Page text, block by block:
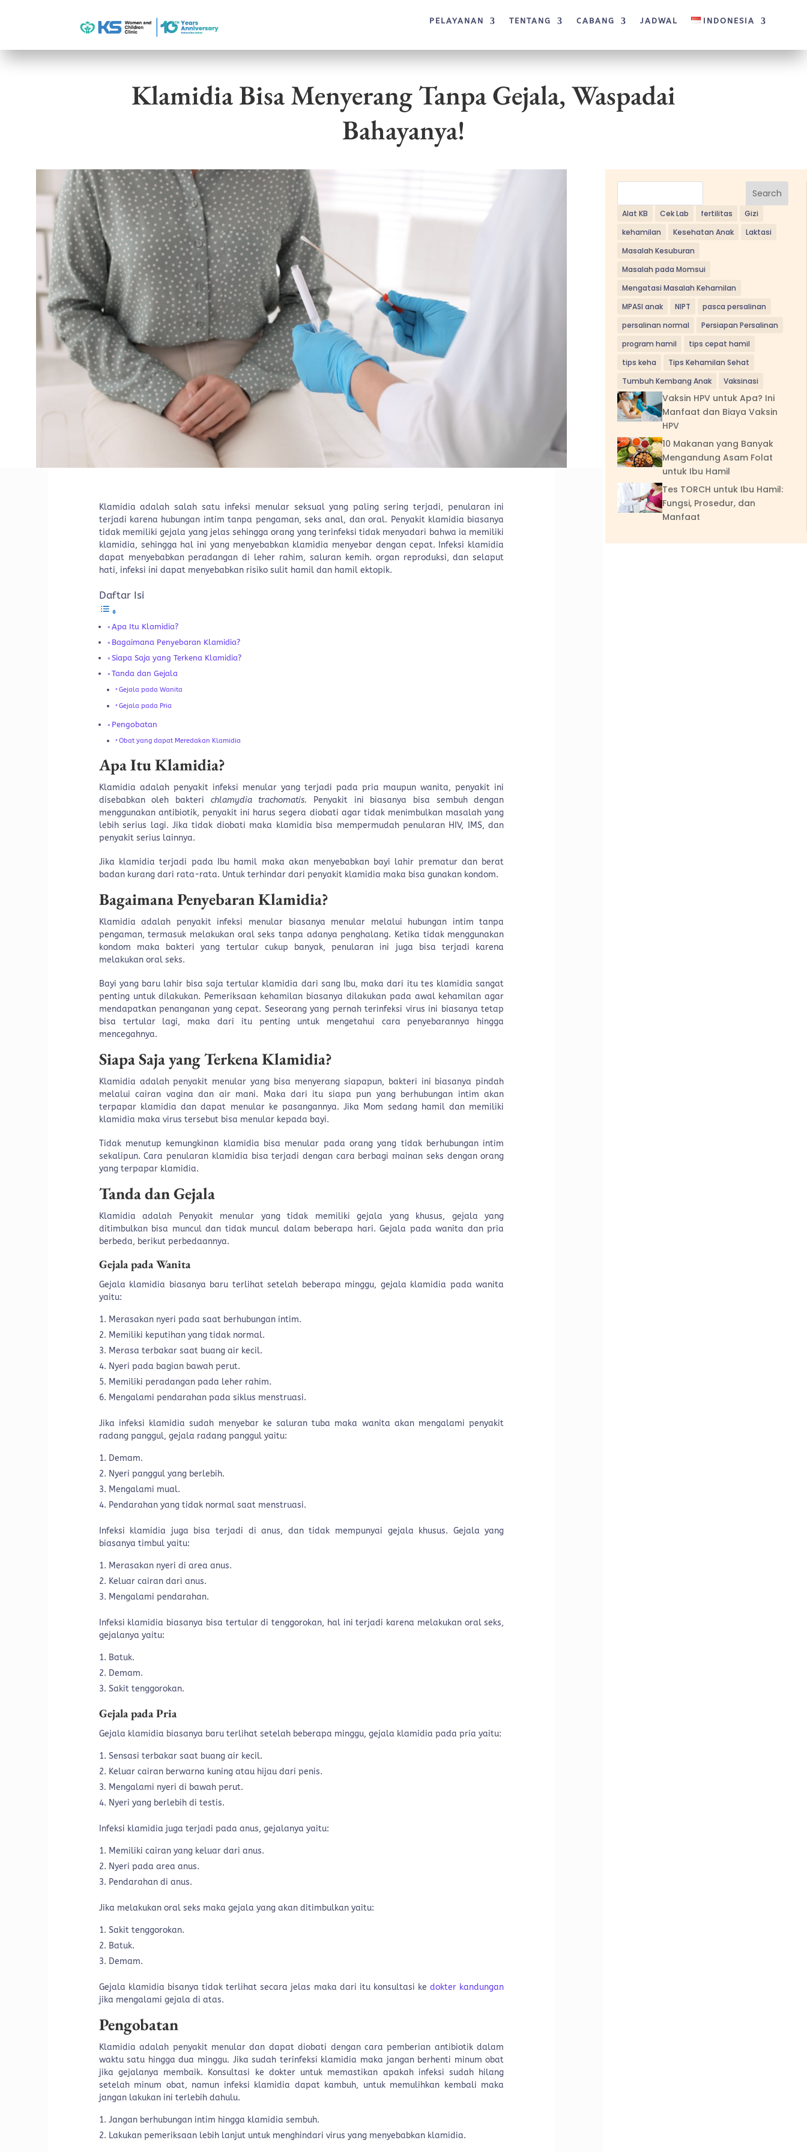
PELAYANAN TENTANG CABANG JADWAL INDONESIA
Klamidia Bisa Menyerang Tanpa Gejala, Waspadai
Bahayanya!
Klamidia adalah salah satu infeksi menular seksual yang paling sering terjadi, penularan ini
terjadi karena hubungan intim tanpa pengaman, seks anal, dan oral. Penyakit klamidia biasanya
tidak memiliki gejala yang jelas sehingga orang yang terinfeksi tidak menyadari bahwa ia memiliki
klamidia, sehingga hal ini yang menyebabkan klamidia menyebar dengan cepat. Infeksi klamidia
dapat menyebabkan peradangan di leher rahim, saluran kemih. organ reproduksi, dan selaput
hati, infeksi ini dapat menyebabkan risiko sulit hamil dan hamil ektopik.
Daftar Isi
Apa Itu Klamidia?
Bagaimana Penyebaran Klamidia?
Siapa Saja yang Terkena Klamidia?
Tanda dan Gejala
Gejala pada Wanita
Gejala pada Pria
Pengobatan
Obat yang dapat Meredakan Klamidia
Apa Itu Klamidia?
Klamidia adalah penyakit infeksi menular yang terjadi pada pria maupun wanita, penyakit ini
disebabkan oleh bakteri chlamydia trachomatis. Penyakit ini biasanya bisa sembuh dengan
menggunakan antibiotik, penyakit ini harus segera diobati agar tidak menimbulkan masalah yang
lebih serius lagi. Jika tidak diobati maka klamidia bisa mempermudah penularan HIV, IMS, dan
penyakit serius lainnya.
Jika klamidia terjadi pada Ibu hamil maka akan menyebabkan bayi lahir prematur dan berat
badan kurang dari rata-rata. Untuk terhindar dari penyakit klamidia maka bisa gunakan kondom.
Bagaimana Penyebaran Klamidia?
Klamidia adalah penyakit infeksi menular biasanya menular melalui hubungan intim tanpa
pengaman, termasuk melakukan oral seks tanpa adanya penghalang. Ketika tidak menggunakan
kondom maka bakteri yang tertular cukup banyak, penularan ini juga bisa terjadi karena
melakukan oral seks.
Bayi yang baru lahir bisa saja tertular klamidia dari sang Ibu, maka dari itu tes klamidia sangat
penting untuk dilakukan. Pemeriksaan kehamilan biasanya dilakukan pada awal kehamilan agar
mendapatkan penanganan yang cepat. Seseorang yang pernah terinfeksi virus ini biasanya tetap
bisa tertular lagi, maka dari itu penting untuk mengetahui cara penyebarannya hingga
mencegahnya.
Siapa Saja yang Terkena Klamidia?
Klamidia adalah penyakit menular yang bisa menyerang siapapun, bakteri ini biasanya pindah
melalui cairan vagina dan air mani. Maka dari itu siapa pun yang berhubungan intim akan
terpapar klamidia dan dapat menular ke pasangannya. Jika Mom sedang hamil dan memiliki
klamidia maka virus tersebut bisa menular kepada bayi.
Tidak menutup kemungkinan klamidia bisa menular pada orang yang tidak berhubungan intim
sekalipun. Cara penularan klamidia bisa terjadi dengan cara berbagi mainan seks dengan orang
yang terpapar klamidia.
Tanda dan Gejala
Klamidia adalah Penyakit menular yang tidak memiliki gejala yang khusus, gejala yang
ditimbulkan bisa muncul dan tidak muncul dalam beberapa hari. Gejala pada wanita dan pria
berbeda, berikut perbedaannya.
Gejala pada Wanita
Gejala klamidia biasanya baru terlihat setelah beberapa minggu, gejala klamidia pada wanita
yaitu:
Merasakan nyeri pada saat berhubungan intim.
Memiliki keputihan yang tidak normal.
Merasa terbakar saat buang air kecil.
Nyeri pada bagian bawah perut.
Memiliki peradangan pada leher rahim.
Mengalami pendarahan pada siklus menstruasi.
Jika infeksi klamidia sudah menyebar ke saluran tuba maka wanita akan mengalami penyakit
radang panggul, gejala radang panggul yaitu:
Demam.
Nyeri panggul yang berlebih.
Mengalami mual.
Pendarahan yang tidak normal saat menstruasi.
Infeksi klamidia juga bisa terjadi di anus, dan tidak mempunyai gejala khusus. Gejala yang
biasanya timbul yaitu:
Merasakan nyeri di area anus.
Keluar cairan dari anus.
Mengalami pendarahan.
Infeksi klamidia biasanya bisa tertular di tenggorokan, hal ini terjadi karena melakukan oral seks,
gejalanya yaitu:
Batuk.
Demam.
Sakit tenggorokan.
Gejala pada Pria
Gejala klamidia biasanya baru terlihat setelah beberapa minggu, gejala klamidia pada pria yaitu:
Sensasi terbakar saat buang air kecil.
Keluar cairan berwarna kuning atau hijau dari penis.
Mengalami nyeri di bawah perut.
Nyeri yang berlebih di testis.
Infeksi klamidia juga terjadi pada anus, gejalanya yaitu:
Memiliki cairan yang keluar dari anus.
Nyeri pada area anus.
Pendarahan di anus.
Jika melakukan oral seks maka gejala yang akan ditimbulkan yaitu:
Sakit tenggorokan.
Batuk.
Demam.
Gejala klamidia bisanya tidak terlihat secara jelas maka dari itu konsultasi kedokter kandungan
jika mengalami gejala di atas.
Pengobatan
Klamidia adalah penyakit menular dan dapat diobati dengan cara pemberian antibiotik dalam
waktu satu hingga dua minggu. Jika sudah terinfeksi klamidia maka jangan berhenti minum obat
jika gejalanya membaik. Konsultasi ke dokter untuk memastikan apakah infeksi sudah hilang
setelah minum obat, namun infeksi klamidia dapat kambuh, untuk memulihkan kembali maka
jangan lakukan ini terlebih dahulu.
Jangan berhubungan intim hingga klamidia sembuh.
Lakukan pemeriksaan lebih lanjut untuk menghindari virus yang menyebabkan klamidia.
Search
Alat KB Cek Lab fertilitas
Gizi
kehamilan
Kesehatan Anak
Laktasi
Masalah Kesuburan
Masalah pada Momsui
Mengatasi Masalah Kehamilan
MPASI anak
NIPT
pasca persalinan
persalinan normal
Persiapan Persalinan
program hamil
tips cepat hamil
tips keha
Tips Kehamilan Sehat
Tumbuh Kembang Anak
Vaksinasi
Vaksin HPV untuk Apa? Ini
Manfaat dan Biaya Vaksin
HPV
10 Makanan yang Banyak
Mengandung Asam Folat
untuk Ibu Hamil
Tes TORCH untuk Ibu Hamil:
Fungsi, Prosedur, dan
Manfaat